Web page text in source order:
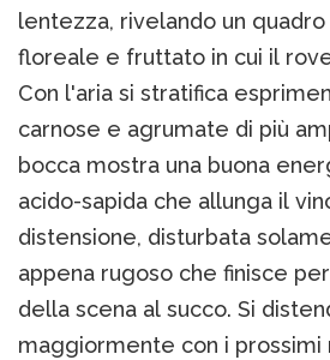
lentezza, rivelando un
floreale e fruttato in cui il
Con l'aria si stratifica
carnose e agrumate di più
bocca mostra una buona
acido-sapida che allunga il
distensione, disturbata
appena rugoso che finisce
della scena al succo. Si
maggiormente con i prossimi